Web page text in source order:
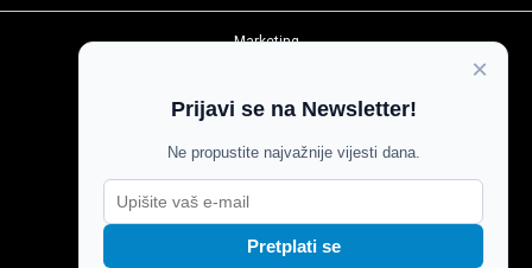
Marketing
Impressum
Pravila komentiranja
Agroglas
×
Prijavi se na Newsletter!
Ne propustite najvažnije vijesti dana.
Pretplati se